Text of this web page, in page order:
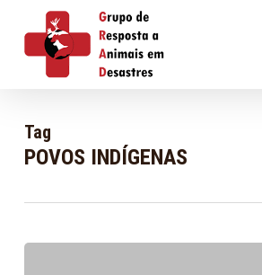
main
Tag
POVOS INDÍGENAS